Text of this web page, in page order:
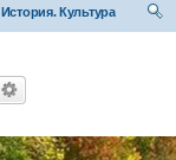
История. Культура